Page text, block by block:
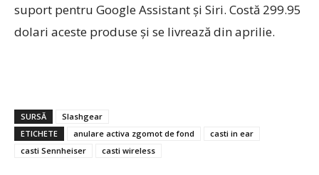
suport pentru Google Assistant şi Siri. Costă 299.95
dolari aceste produse şi se livrează din aprilie.
SURSĂ
Slashgear
ETICHETE
anulare activa zgomot de fond
casti in ear
casti Sennheiser
casti wireless